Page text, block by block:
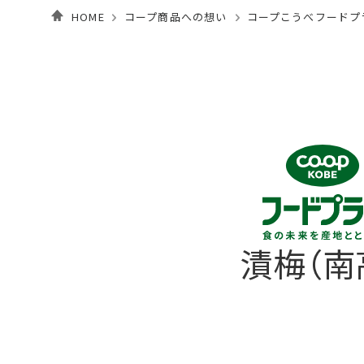
HOME コープ商品への想い コープこうべフード
漬梅（南